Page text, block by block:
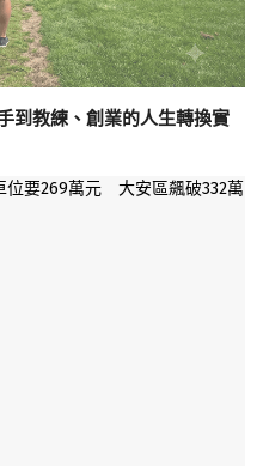
到教練、創業的人生轉換實